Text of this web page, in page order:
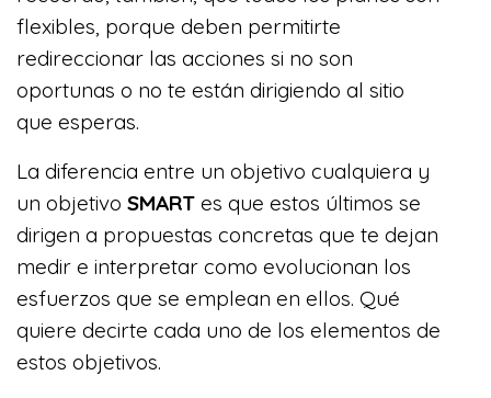
flexibles, porque deben permitirte
redireccionar las acciones si no son
oportunas o no te están dirigiendo al sitio
que esperas.
La diferencia entre un objetivo cualquiera y
un objetivo SMART es que estos últimos se
dirigen a propuestas concretas que te dejan
medir e interpretar como evolucionan los
esfuerzos que se emplean en ellos. Qué
quiere decirte cada uno de los elementos de
estos objetivos.